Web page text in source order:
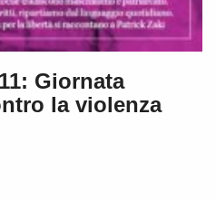
Giornata
la violenza